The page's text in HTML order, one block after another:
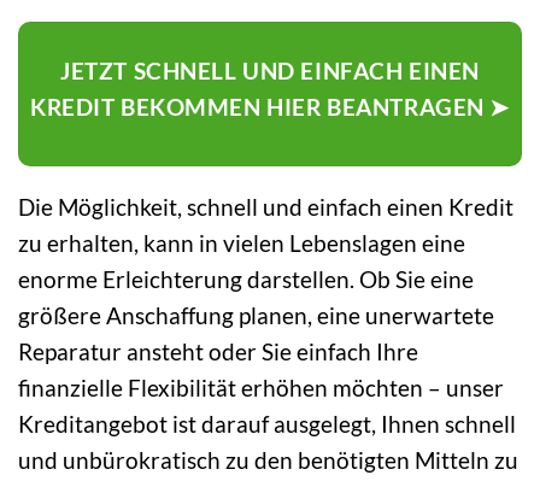
JETZT SCHNELL UND EINFACH EINEN
KREDIT BEKOMMEN HIER BEANTRAGEN ➤
Die Möglichkeit, schnell und einfach einen Kredit
zu erhalten, kann in vielen Lebenslagen eine
enorme Erleichterung darstellen. Ob Sie eine
größere Anschaffung planen, eine unerwartete
Reparatur ansteht oder Sie einfach Ihre
finanzielle Flexibilität erhöhen möchten – unser
Kreditangebot ist darauf ausgelegt, Ihnen schnell
und unbürokratisch zu den benötigten Mitteln zu